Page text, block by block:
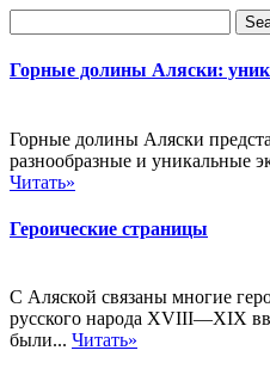
Горные долины Аляски:
Горные долины Аляски
разнообразные и уникальные
Читать»
Героические страницы
С Аляской связаны многие
русского народа XVIII—XIX
были... Читать»